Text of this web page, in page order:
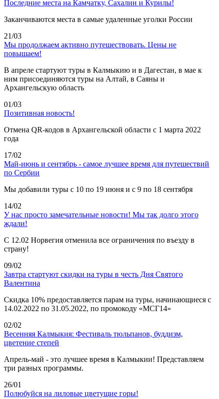
Последние места на Камчатку, Сахалин и Курилы!
Заканчиваются места в самые удаленные уголки России
21/03
Мы продолжаем активно путешествовать. Цены не
повышаем!
В апреле стартуют туры в Калмыкию и в Дагестан, в мае к
ним присоединяются туры на Алтай, в Саяны и
Архангельскую область
01/03
Позитивная новость!
Отмена QR-кодов в Архангельской области с 1 марта 2022
года
17/02
Май-июнь и сентябрь - самое лучшее время для путешествий
по Сербии
Мы добавили туры с 10 по 19 июня и с 9 по 18 сентября
14/02
У нас просто замечательные новости! Мы так долго этого
ждали!
С 12.02 Норвегия отменила все ограничения по въезду в
страну!
09/02
Завтра стартуют скидки на туры в честь Дня Святого
Валентина
Скидка 10% предоставляется парам на туры, начинающиеся с
14.02.2022 по 31.05.2022, по промокоду «МСГ14»
02/02
Весенняя Калмыкия: Фестиваль тюльпанов, буддизм,
цветение степей
Апрель-май - это лучшее время в Калмыкии! Представляем
три разных программы.
26/01
Полюбуйся на лиловые цветущие горы!